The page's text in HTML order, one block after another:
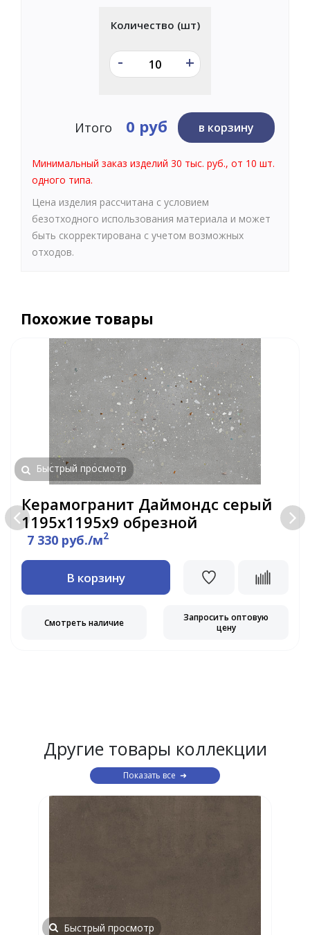
Количество (шт)
- +
Итого 0 руб в корзину
Минимальный заказ изделий 30 тыс. руб., от 10 шт.
одного типа.
Цена изделия рассчитана с условием
безотходного использования материала и может
быть скорректирована с учетом возможных
отходов.
Похожие товары
Быстрый просмотр
Керамогранит Даймондс серый
1195х1195х9 обрезной
7 330 руб./м2
В корзину
Смотреть наличие
Запросить оптовую
цену
Другие товары коллекции
Показать все
Быстрый просмотр